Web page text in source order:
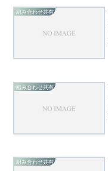
組み合わせ共有
組み合わせ共有
組み合わせ共有